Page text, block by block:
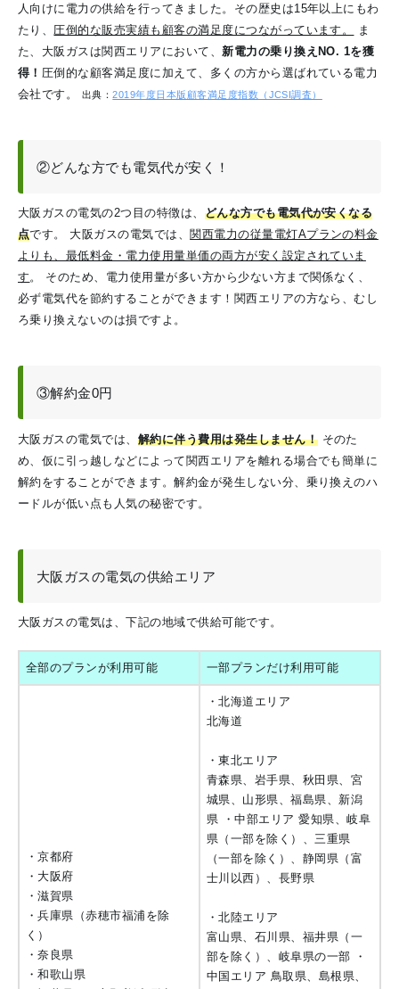
人向けに電力の供給を行ってきました。その歴史は15年以上にもわ
たり、 圧倒的な販売実績も顧客の満足度につながっています。
ま
た、大阪ガスは関西エリアにおいて、新電力の乗り換えNO. 1を獲
得！ 圧倒的な顧客満足度に加えて、多くの方から選ばれている電力
会社です。
出典：2019年度日本版顧客満足度指数（JCSI調査）
②どんな方でも電気代が安く！
大阪ガスの電気の2つ目の特徴は、 どんな方でも電気代が安くなる
点です。 大阪ガスの電気では、 関西電力の従量電灯Aプランの料金
よりも、最低料金・電力使用量単価の両方が安く設定されていま
す。
そのため、電力使用量が多い方から少ない方まで関係なく、
必ず電気代を節約することができます！関西エリアの方なら、むし
ろ乗り換えないのは損ですよ。
③解約金0円
大阪ガスの電気では、 解約に伴う費用は発生しません！ そのた
め、仮に引っ越しなどによって関西エリアを離れる場合でも簡単に
解約をすることができます。解約金が発生しない分、乗り換えのハ
ードルが低い点も人気の秘密です。
大阪ガスの電気の供給エリア
大阪ガスの電気は、下記の地域で供給可能です。
全部のプランが利用可能 一部プランだけ利用可能
・京都府
・大阪府
・滋賀県
・兵庫県（赤穂市福浦を除
く）
・奈良県
・和歌山県
・北海道エリア
北海道
・東北エリア
青森県、岩手県、秋田県、宮
城県、山形県、福島県、新潟
県 ・中部エリア 愛知県、岐阜
県（一部を除く）、三重県
（一部を除く）、静岡県（富
士川以西）、長野県
・北陸エリア
富山県、石川県、福井県（一
部を除く）、岐阜県の一部 ・
中国エリア 鳥取県、島根県、